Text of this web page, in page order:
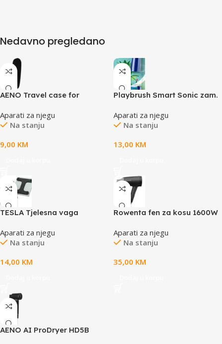
Nedavno pregledano
AENO Travel case for
Black, for ADB0003,
ADB0004, ADB0005,
Aparati za njegu
Na stanju
9,00 KM
Playbrush Smart Sonic zam.
kom u pakovanju
Aparati za njegu
Na stanju
13,00 KM
TESLA Tjelesna vaga
2XAAA bater.Jedinica: kg/lb;
Aparati za njegu
Na stanju
14,00 KM
Rowenta fen za kosu 1600W
Aparati za njegu
Na stanju
35,00 KM
AENO AI ProDryer HD5B